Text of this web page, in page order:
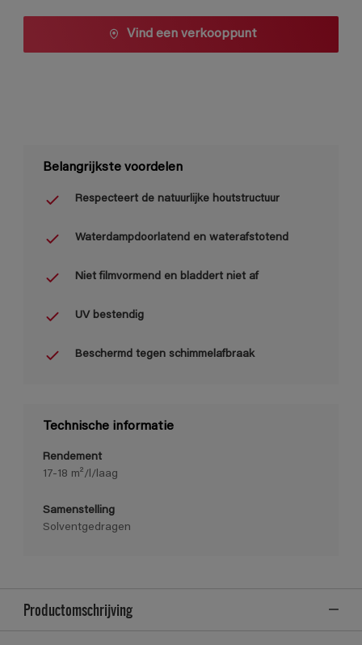
Vind een verkooppunt
Belangrijkste voordelen
Respecteert de natuurlijke houtstructuur
Waterdampdoorlatend en waterafstotend
Niet filmvormend en bladdert niet af
UV bestendig
Beschermd tegen schimmelafbraak
Technische informatie
Rendement
17-18 m²/l/laag
Samenstelling
Solventgedragen
Productomschrijving